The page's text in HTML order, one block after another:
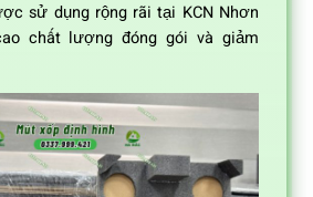
sử dụng rộng rãi tại KCN Nhơn
chất lượng đóng gói và giảm